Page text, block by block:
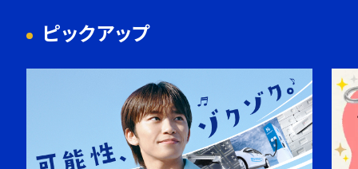
ピックアップ